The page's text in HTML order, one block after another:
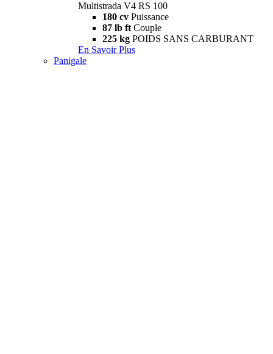
Multistrada V4 RS 100
180 cv Puissance
87 lb ft Couple
225 kg POIDS SANS CARBURANT
En Savoir Plus
Panigale